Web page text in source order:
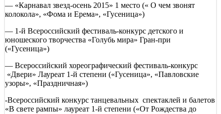
— «Карнавал звезд-осень 2015» 1 место (« О чем звонят
колокола», «Фома и Ерема», «Гусеница»)
— 1-й Всероссийский фестиваль-конкурс детского и
юношеского творчества «Голубь мира» Гран-при
(«Гусеница»)
— Всероссийский хореографический фестиваль-конкурс
«Двери» Лауреат 1-й степени («Гусеница», «Павловские
узоры», «Праздничная»)
-Всероссийский конкурс танцевальных спектаклей и балетов
«В свете рампы» лауреат 1-й степени («От Рождества до